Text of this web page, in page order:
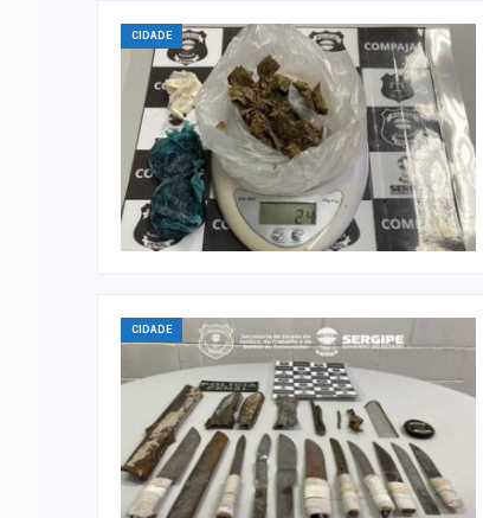
CIDADE
CIDADE